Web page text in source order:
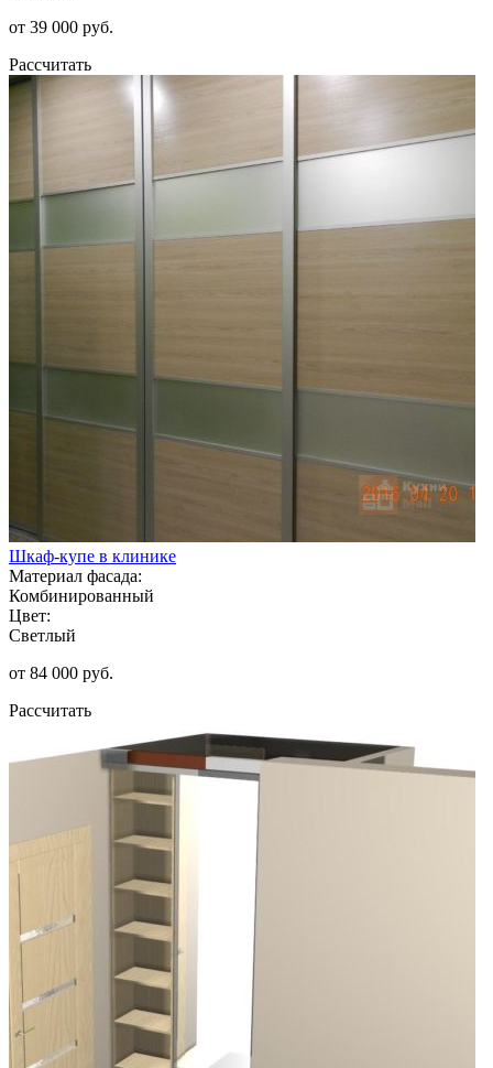
от 39 000 руб.
Рассчитать
Шкаф-купе в клинике
Материал фасада:
Комбинированный
Цвет:
Светлый
от 84 000 руб.
Рассчитать